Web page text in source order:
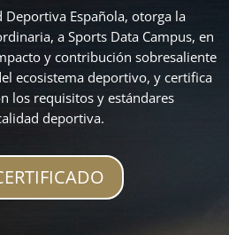
Deportiva Española, otorga la
a Sports Data Campus, en
y contribución sobresaliente
ecosistema deportivo, y certifica
los requisitos y estándares
deportiva.